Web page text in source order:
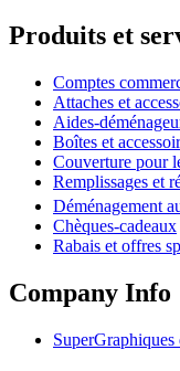
Produits et
Comptes
Attaches et
Aides-
Boîtes et
Couverture pour
Remplissages et
Déménagement
Chèques-cadeaux
Rabais et offres
Company Info
SuperGraphiques